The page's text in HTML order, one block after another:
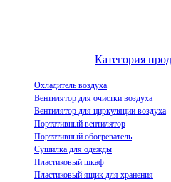
Категория
Охладитель воздуха
Вентилятор для очистки воздуха
Вентилятор для циркуляции воздуха
Портативный вентилятор
Портативный обогреватель
Сушилка для одежды
Пластиковый шкаф
Пластиковый ящик для хранения